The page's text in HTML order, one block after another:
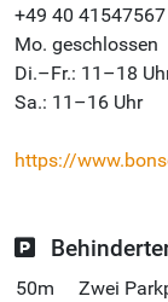
+49 40 41547567
Mo. geschlossen
Di.–Fr.: 11–18
Sa.: 11–16 Uhr
https://
50m
Zwei